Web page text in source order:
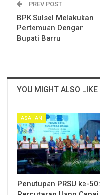
PREV POST
BPK Sulsel Melakukan
Pertemuan Dengan
Bupati Barru
YOU MIGHT ALSO LIKE
ASAHAN
Penutupan PRSU ke-50: